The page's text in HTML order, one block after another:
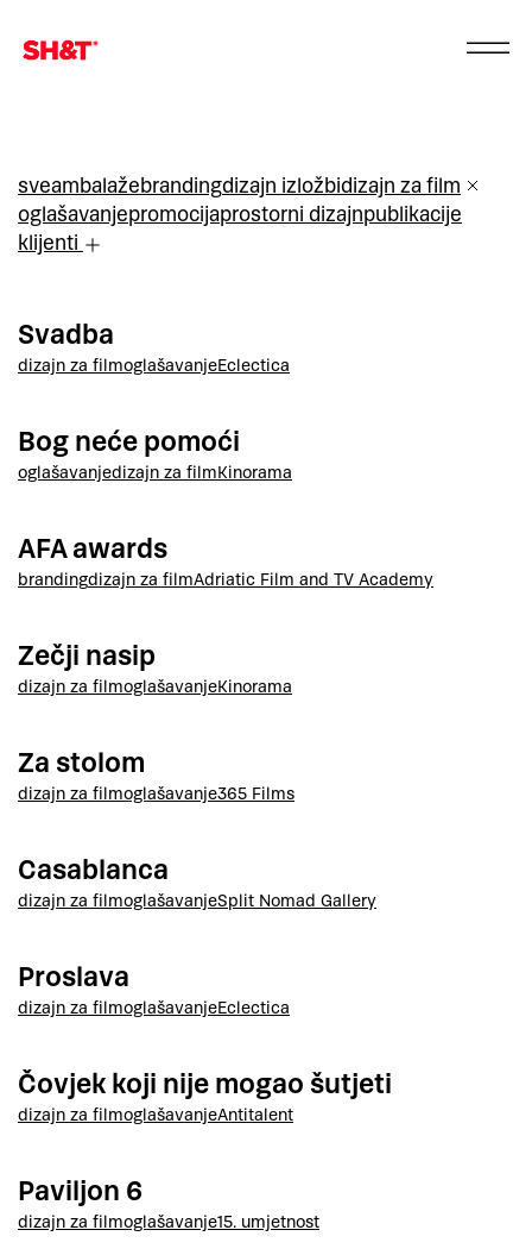
sveambalažebrandingdizajn izložbidizajn za film
oglašavanjepromocijaprostorni dizajnpublikacije
klijenti
Svadba
dizajn za filmoglašavanjeEclectica
Bog neće pomoći
oglašavanjedizajn za filmKinorama
AFA awards
brandingdizajn za filmAdriatic Film and TV Academy
Zečji nasip
dizajn za filmoglašavanjeKinorama
Za stolom
dizajn za filmoglašavanje365 Films
Casablanca
dizajn za filmoglašavanjeSplit Nomad Gallery
Proslava
dizajn za filmoglašavanjeEclectica
Čovjek koji nije mogao šutjeti
dizajn za filmoglašavanjeAntitalent
Paviljon 6
dizajn za filmoglašavanje15. umjetnost